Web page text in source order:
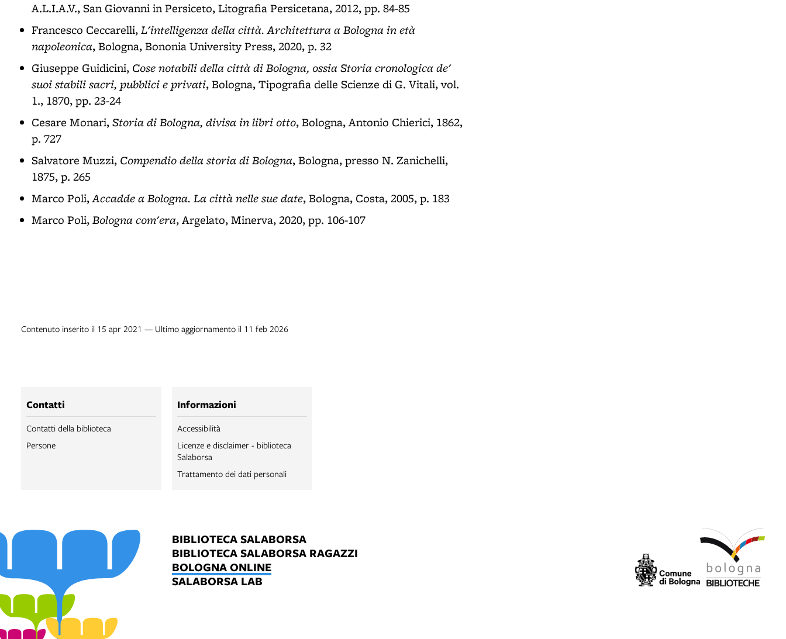
A.L.I.A.V., San Giovanni in Persiceto, Litografia Persicetana, 2012, pp. 84-85
Francesco Ceccarelli,L'intelligenza della città. Architettura a Bologna in età
napoleonica, Bologna, Bononia University Press, 2020, p. 32
Giuseppe Guidicini, Cose notabili della città di Bologna, ossia Storia cronologica de'
suoi stabili sacri, pubblici e privati, Bologna, Tipografia delle Scienze di G. Vitali, vol.
1., 1870, pp. 23-24
Cesare Monari,Storia di Bologna, divisa in libri otto, Bologna, Antonio Chierici, 1862,
p. 727
Salvatore Muzzi, Compendio della storia di Bologna, Bologna, presso N. Zanichelli,
1875, p. 265
Marco Poli,Accadde a Bologna. La città nelle sue date, Bologna, Costa, 2005, p. 183
Marco Poli,Bologna com'era, Argelato, Minerva, 2020, pp. 106-107
Contenuto inserito il 15 apr 2021 — Ultimo aggiornamento il 11 feb 2026
Contatti
Contatti della biblioteca
Persone
Informazioni
Accessibilità
Licenze e disclaimer - biblioteca
Salaborsa
Trattamento dei dati personali
BIBLIOTECA SALABORSA
BIBLIOTECA SALABORSA RAGAZZI
BOLOGNA ONLINE
SALABORSA LAB